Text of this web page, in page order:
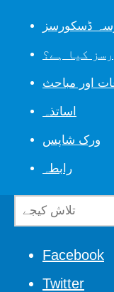
ڈسکورسز
کیا ہے؟
اور مباحث
اساتذہ
ورک شاپس
رابطہ
Facebook
Twitter